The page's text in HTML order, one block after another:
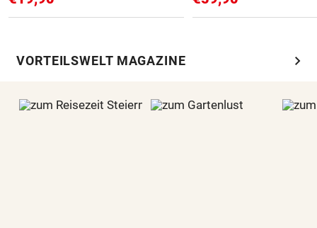
VORTEILSWELT MAGAZINE chevron_right